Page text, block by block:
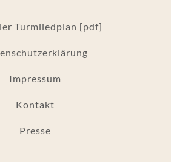
Turmliedplan [pdf]
Impressum
Kontakt
Presse